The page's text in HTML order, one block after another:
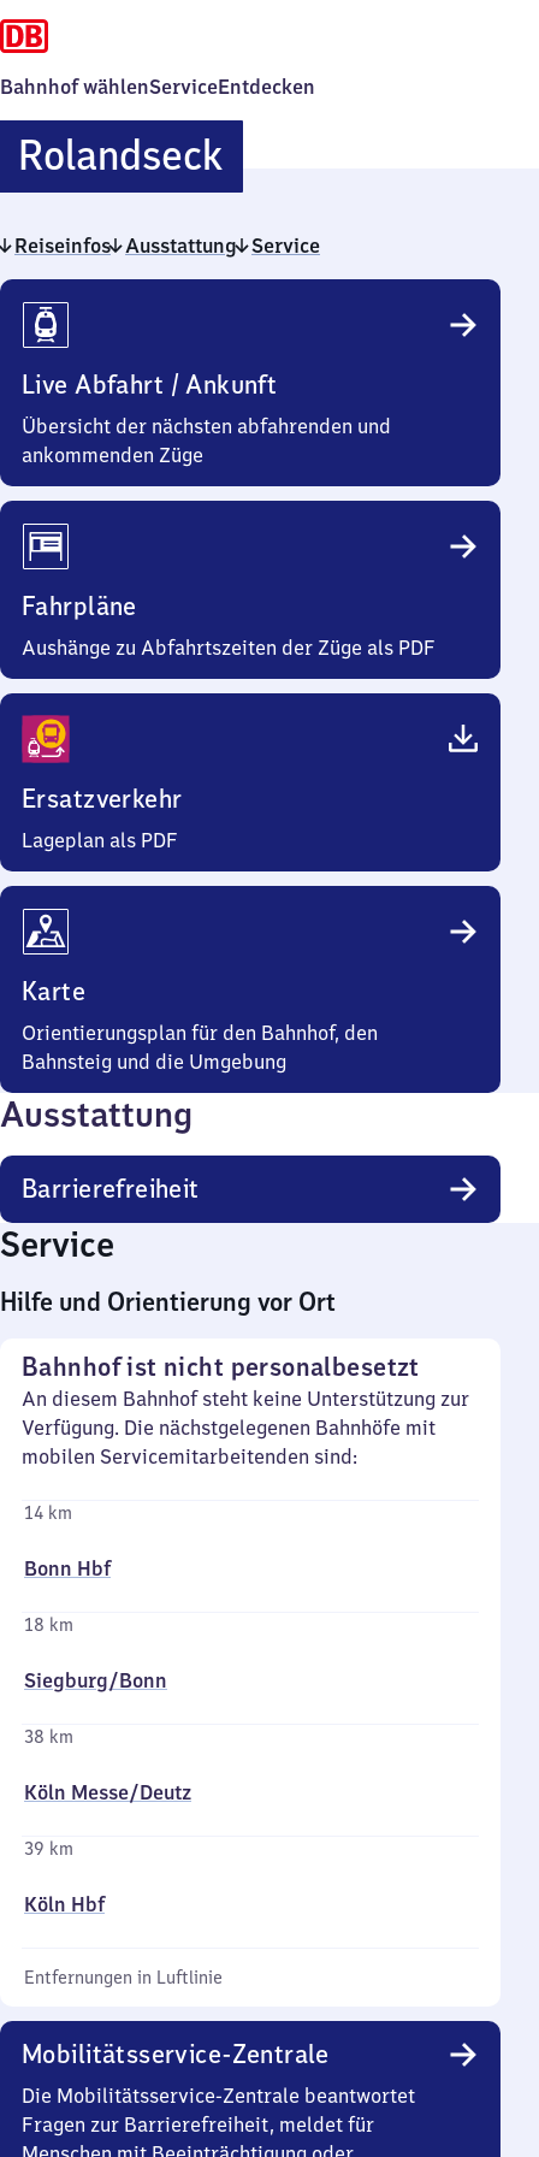
Bahnhof wählenServiceEntdecken
RolandseckRolandseck
Reiseinfos Ausstattung Service
Reiseinfos
Live Abfahrt / Ankunft
Übersicht der nächsten abfahrenden und
ankommenden Züge
Fahrpläne
Aushänge zu Abfahrtszeiten der Züge als PDF
Ersatzverkehr
Lageplan als PDF
Karte
Orientierungsplan für den Bahnhof, den
Bahnsteig und die Umgebung
Ausstattung
Barrierefreiheit
Service
Hilfe und Orientierung vor Ort
Bahnhof ist nicht personalbesetzt
An diesem Bahnhof steht keine Unterstützung zur
Verfügung. Die nächstgelegenen Bahnhöfe mit
mobilen Servicemitarbeitenden sind:
14 km
Bonn Hbf
18 km
Siegburg/​Bonn
38 km
Köln Messe/​Deutz
39 km
Köln Hbf
Entfernungen in Luftlinie
Mobilitätsservice-Zentrale
Die Mobilitätsservice-Zentrale beantwortet
Fragen zur Barrierefreiheit, meldet für